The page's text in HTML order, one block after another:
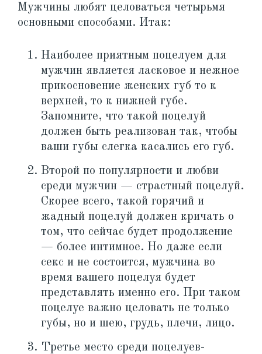
Мужчины любят целоваться четырьмя
основными способами. Итак:
Наиболее приятным поцелуем для
мужчин является ласковое и нежное
прикосновение женских губ то к
верхней, то к нижней губе.
Запомните, что такой поцелуй
должен быть реализован так, чтобы
ваши губы слегка касались его губ.
Второй по популярности и любви
среди мужчин — страстный поцелуй.
Скорее всего, такой горячий и
жадный поцелуй должен кричать о
том, что сейчас будет продолжение
— более интимное. Но даже если
секс и не состоится, мужчина во
время вашего поцелуя будет
представлять именно его. При таком
поцелуе важно целовать не только
губы, но и шею, грудь, плечи, лицо.
Третье место среди поцелуев-